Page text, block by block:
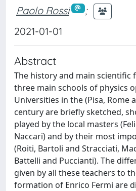
Paolo Rossi
;
2021-01-01
Abstract
The history and main scientific
three main schools of physics
Universities in the (Pisa, Rome
century are briefly sketched,
played by the local masters
Naccari) and by their most
(Roiti, Bartoli and Stracciati,
Battelli and Puccianti). The
given by all these teachers to
formation of Enrico Fermi are